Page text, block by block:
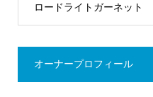
ロードライトガーネット
オーナープロフィール